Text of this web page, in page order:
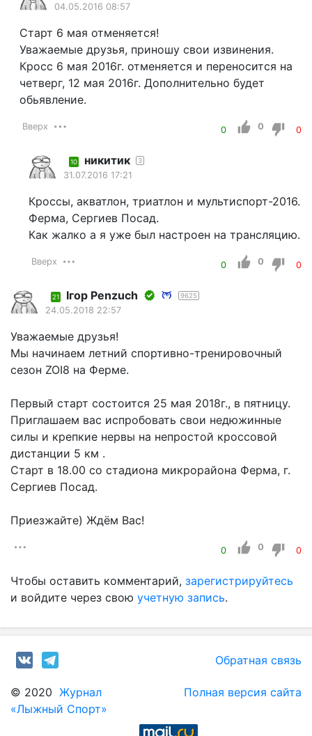
04.05.2016 08:57
Старт 6 мая отменяется!
Уважаемые друзья, приношу свои извинения.
Кросс 6 мая 2016г. отменяется и переносится на
четверг, 12 мая 2016г. Дополнительно будет
обьявление.
Вверх 0 0 0
10 никитик 3
31.07.2016 17:21
Кроссы, акватлон, триатлон и мультиспорт-2016.
Ферма, Сергиев Посад.
Как жалко а я уже был настроен на трансляцию.
Вверх 0 0 0
21 Iгор Penzuch 9625
24.05.2018 22:57
Уважаемые друзья!
Мы начинаем летний спортивно-тренировочный
сезон ZOI8 на Ферме.
Первый старт состоится 25 мая 2018г., в пятницу.
Приглашаем вас испробовать свои недюжинные
силы и крепкие нервы на непростой кроссовой
дистанции 5 км .
Старт в 18.00 со стадиона микрорайона Ферма, г.
Сергиев Посад.
Приезжайте) Ждём Вас!
0 0 0
Чтобы оставить комментарий, зарегистрируйтесь
и войдите через свою учетную запись.
Обратная связь
© 2020 Журнал
«Лыжный Спорт»
Полная версия сайта